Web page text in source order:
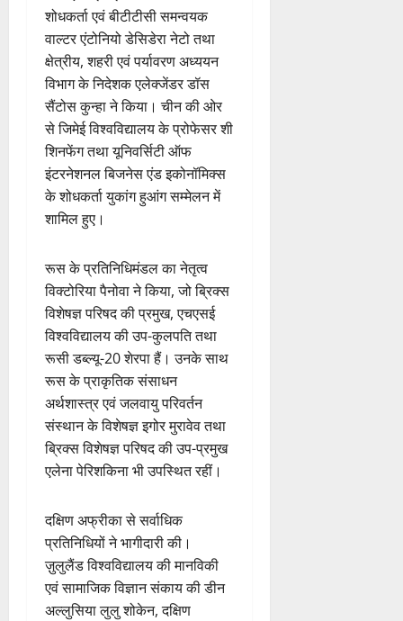
शोधकर्ता एवं बीटीटीसी समन्वयक
वाल्टर एंटोनियो डेसिडेरा नेटो तथा
क्षेत्रीय, शहरी एवं पर्यावरण अध्ययन
विभाग के निदेशक एलेक्जेंडर डॉस
सैंटोस कुन्हा ने किया। चीन की ओर
से जिमेई विश्वविद्यालय के प्रोफेसर शी
शिनफेंग तथा यूनिवर्सिटी ऑफ
इंटरनेशनल बिजनेस एंड इकोनॉमिक्स
के शोधकर्ता युकांग हुआंग सम्मेलन में
शामिल हुए।
रूस के प्रतिनिधिमंडल का नेतृत्व
विक्टोरिया पैनोवा ने किया, जो ब्रिक्स
विशेषज्ञ परिषद की प्रमुख, एचएसई
विश्वविद्यालय की उप-कुलपति तथा
रूसी डब्ल्यू-20 शेरपा हैं। उनके साथ
रूस के प्राकृतिक संसाधन
अर्थशास्त्र एवं जलवायु परिवर्तन
संस्थान के विशेषज्ञ इगोर मुरावेव तथा
ब्रिक्स विशेषज्ञ परिषद की उप-प्रमुख
एलेना पेरिशकिना भी उपस्थित रहीं।
दक्षिण अफ्रीका से सर्वाधिक
प्रतिनिधियों ने भागीदारी की।
ज़ुलुलैंड विश्वविद्यालय की मानविकी
एवं सामाजिक विज्ञान संकाय की डीन
अल्लुसिया लुलु शोकेन, दक्षिण